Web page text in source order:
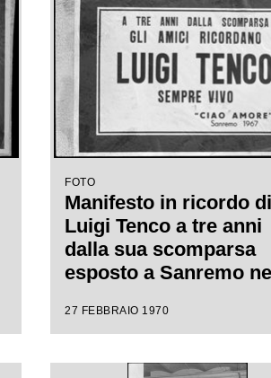
FOTO
Manifesto in ricordo di
Luigi Tenco a tre anni
dalla sua scomparsa
esposto a Sanremo
della canzone italiana
27 FEBBRAIO 1970